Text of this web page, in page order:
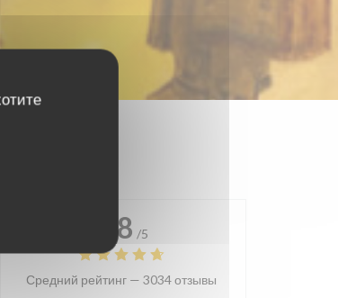
4.8 /5
Средний рейтинг — 3034 отзывы